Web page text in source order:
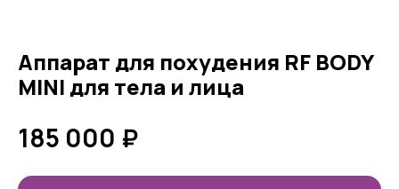
Аппарат для похудения RF BODY
MINI для тела и лица
185 000 ₽